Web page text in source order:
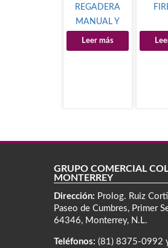
REGADERA
MANUAL Y
CEBOLLETA
Leer más
GRUPO COMERCIAL
MONTERREY
Dirección: Prolog. Ruiz
Paseo de Cumbres, Primer
64346, Monterrey, N.L.
Teléfonos: (81) 8375-0992